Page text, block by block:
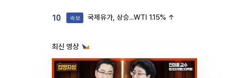
10 속보 국제유가, 상승...WTI 1.15% ↑
최신 영상